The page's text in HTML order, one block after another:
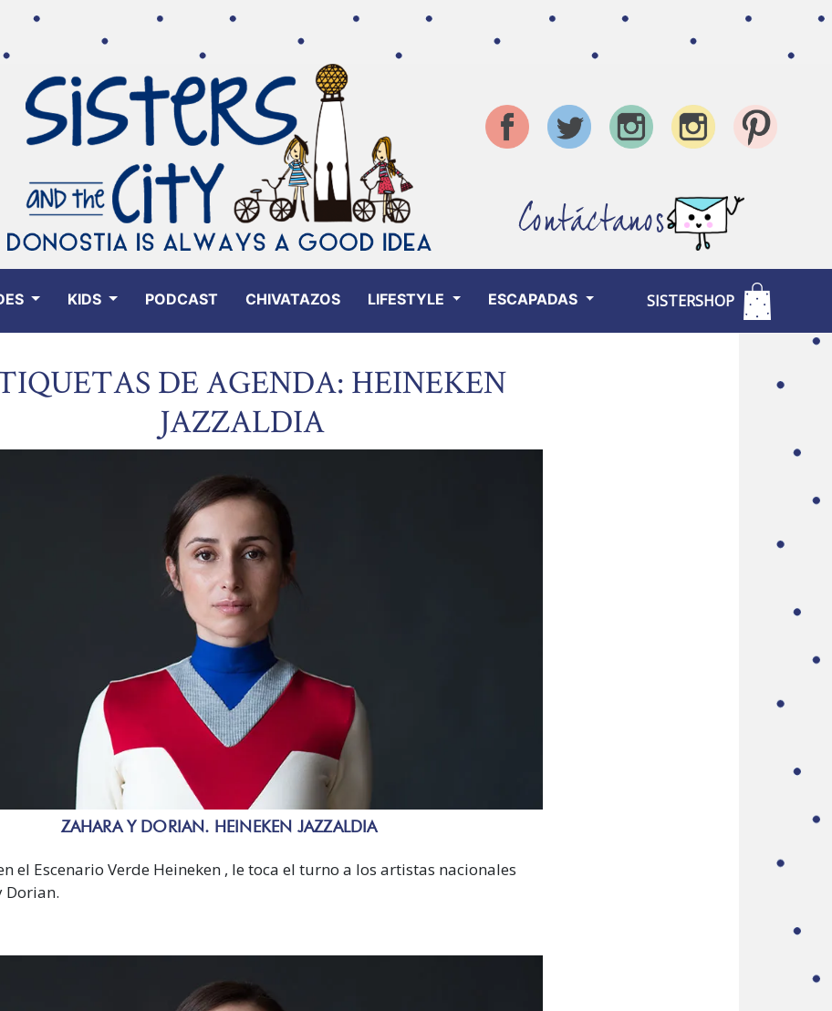
Contáctanos
KIDS PODCAST CHIVATAZOS LIFESTYLE ESCAPADAS SISTERSHOP
DE AGENDA: HEINEKEN
JAZZALDIA
ZAHARA Y DORIAN. HEINEKEN JAZZALDIA
el Escenario Verde Heineken , le toca el turno a los artistas nacionales
Dorian.